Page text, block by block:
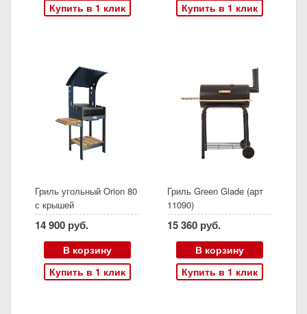
Купить в 1 клик
Купить в 1 клик
Гриль угольный Orion 80
с крышей
14 900 руб.
В корзину
Купить в 1 клик
Гриль Green Glade (арт
11090)
15 360 руб.
В корзину
Купить в 1 клик